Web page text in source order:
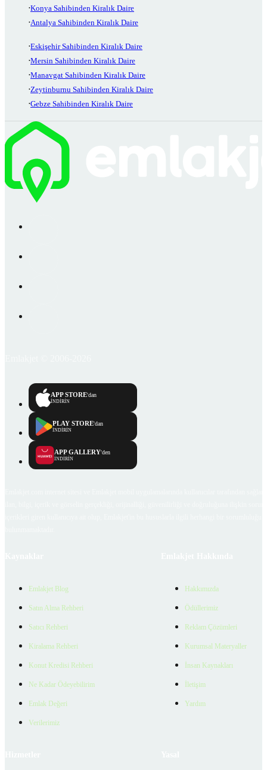
Konya Sahibinden Kiralık Daire
Antalya Sahibinden Kiralık Daire
Eskişehir Sahibinden Kiralık Daire
Mersin Sahibinden Kiralık Daire
Manavgat Sahibinden Kiralık Daire
Zeytinburnu Sahibinden Kiralık Daire
Gebze Sahibinden Kiralık Daire
APP STORE'dan
İNDİRİN
PLAY STORE'dan
İNDİRİN
APP GALLERY'den
İNDİRİN
Emlakjet Blog
Satın Alma Rehberi
Satıcı Rehberi
Kiralama Rehberi
Konut Kredisi Rehberi
Ne Kadar Ödeyebilirim
Emlak Değeri
Verilerimiz
Hakkımızda
Ödüllerimiz
Reklam Çözümleri
Kurumsal Materyaller
İnsan Kaynakları
İletişim
Yardım